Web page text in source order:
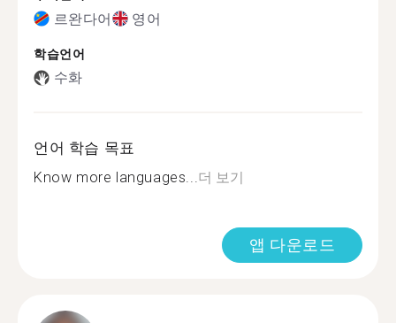
르완다어 영어
학습언어
수화
언어 학습 목표
Know more languages...더 보기
앱 다운로드